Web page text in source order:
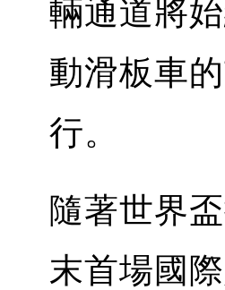
輛通道將
動滑板車
行。
隨著世界
末首場國